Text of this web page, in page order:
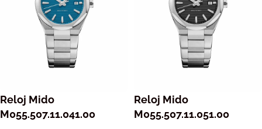
Reloj Mido
M055.507.11.041.00
Reloj Mido
M055.507.11.051.00